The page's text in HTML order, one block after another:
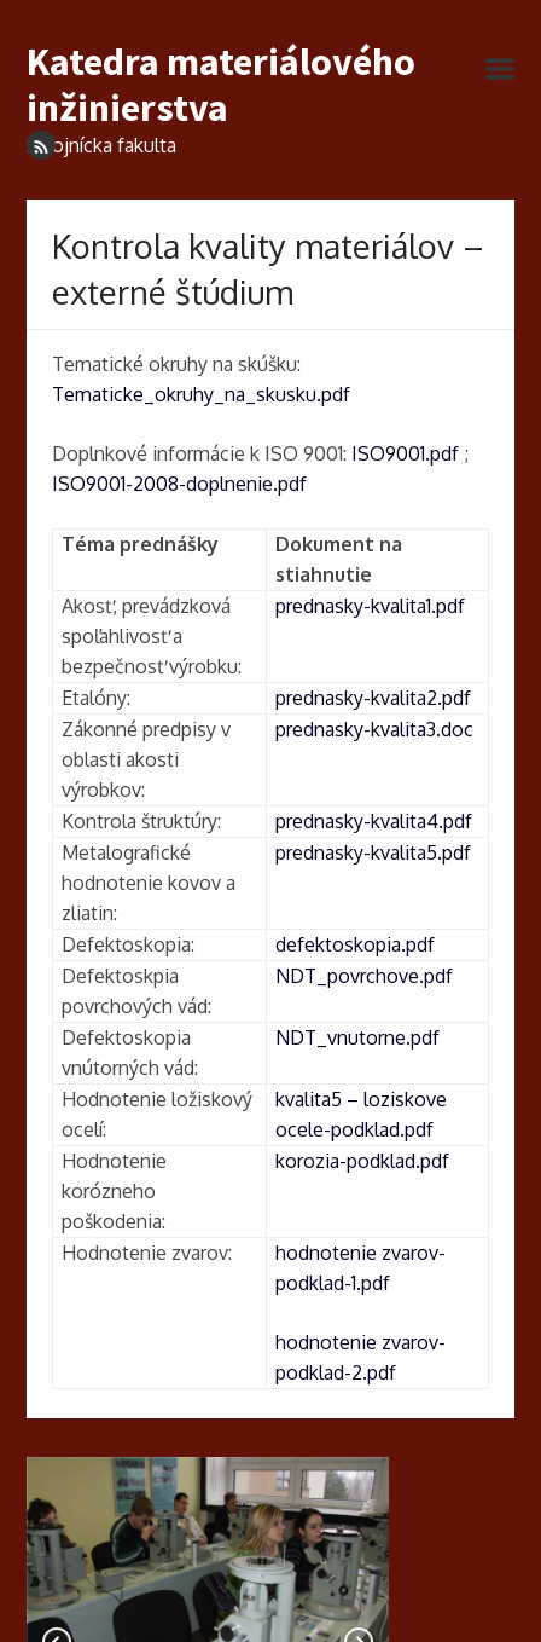
Katedra materiálového
inžinierstva
Strojnícka fakulta
Kontrola kvality materiálov –
externé štúdium
Tematické okruhy na skúšku:
Tematicke_okruhy_na_skusku.pdf
Doplnkové informácie k ISO 9001: ISO9001.pdf;
ISO9001-2008-doplnenie.pdf
Téma prednášky
Dokument na
stiahnutie
Akosť, prevádzková
spoľahlivosť a
bezpečnosť výrobku:
prednasky-kvalita1.pdf
Etalóny:
prednasky-kvalita2.pdf
Zákonné predpisy v
oblasti akosti
výrobkov:
prednasky-kvalita3.doc
Kontrola štruktúry:
prednasky-kvalita4.pdf
Metalografické
hodnotenie kovov a
zliatin:
prednasky-kvalita5.pdf
Defektoskopia:
defektoskopia.pdf
Defektoskpia
povrchových vád:
NDT_povrchove.pdf
Defektoskopia
vnútorných vád:
NDT_vnutorne.pdf
Hodnotenie ložiskový
ocelí:
kvalita5 – loziskove
ocele-podklad.pdf
Hodnotenie
korózneho
poškodenia:
korozia-podklad.pdf
Hodnotenie zvarov:
hodnotenie zvarov-
podklad-1.pdf
hodnotenie zvarov-
podklad-2.pdf